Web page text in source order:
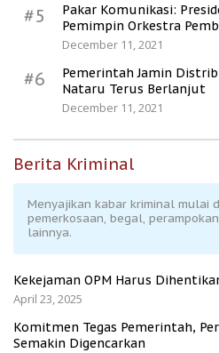
#5
Pakar Komunikasi:
Pemimpin Orkestra
December 11, 2021
#6
Pemerintah Jamin
Nataru Terus Berlanjut
December 11, 2021
Berita Kriminal
Menyajikan kabar kriminal mulai
pemerkosaan, begal,
lainnya.
Kekejaman OPM Harus
April 23, 2025
Komitmen Tegas Pemerintah,
Semakin Digencarkan